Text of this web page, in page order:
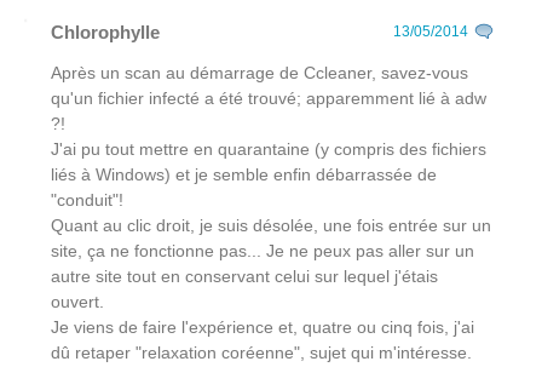
Chlorophylle 13/05/2014
Après un scan au démarrage de Ccleaner, savez-vous
qu'un fichier infecté a été trouvé; apparemment lié à adw
?!
J'ai pu tout mettre en quarantaine (y compris des fichiers
liés à Windows) et je semble enfin débarrassée de
"conduit"!
Quant au clic droit, je suis désolée, une fois entrée sur un
site, ça ne fonctionne pas... Je ne peux pas aller sur un
autre site tout en conservant celui sur lequel j'étais
ouvert.
Je viens de faire l'expérience et, quatre ou cinq fois, j'ai
dû retaper "relaxation coréenne", sujet qui m'intéresse.